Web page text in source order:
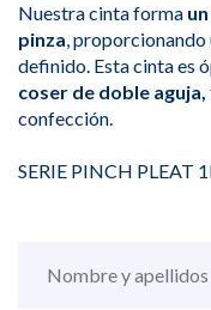
Nuestra cinta forma
pinza ,
definido. Esta cinta es
coser de doble aguja,
confección.
SERIE PINCH PLEAT